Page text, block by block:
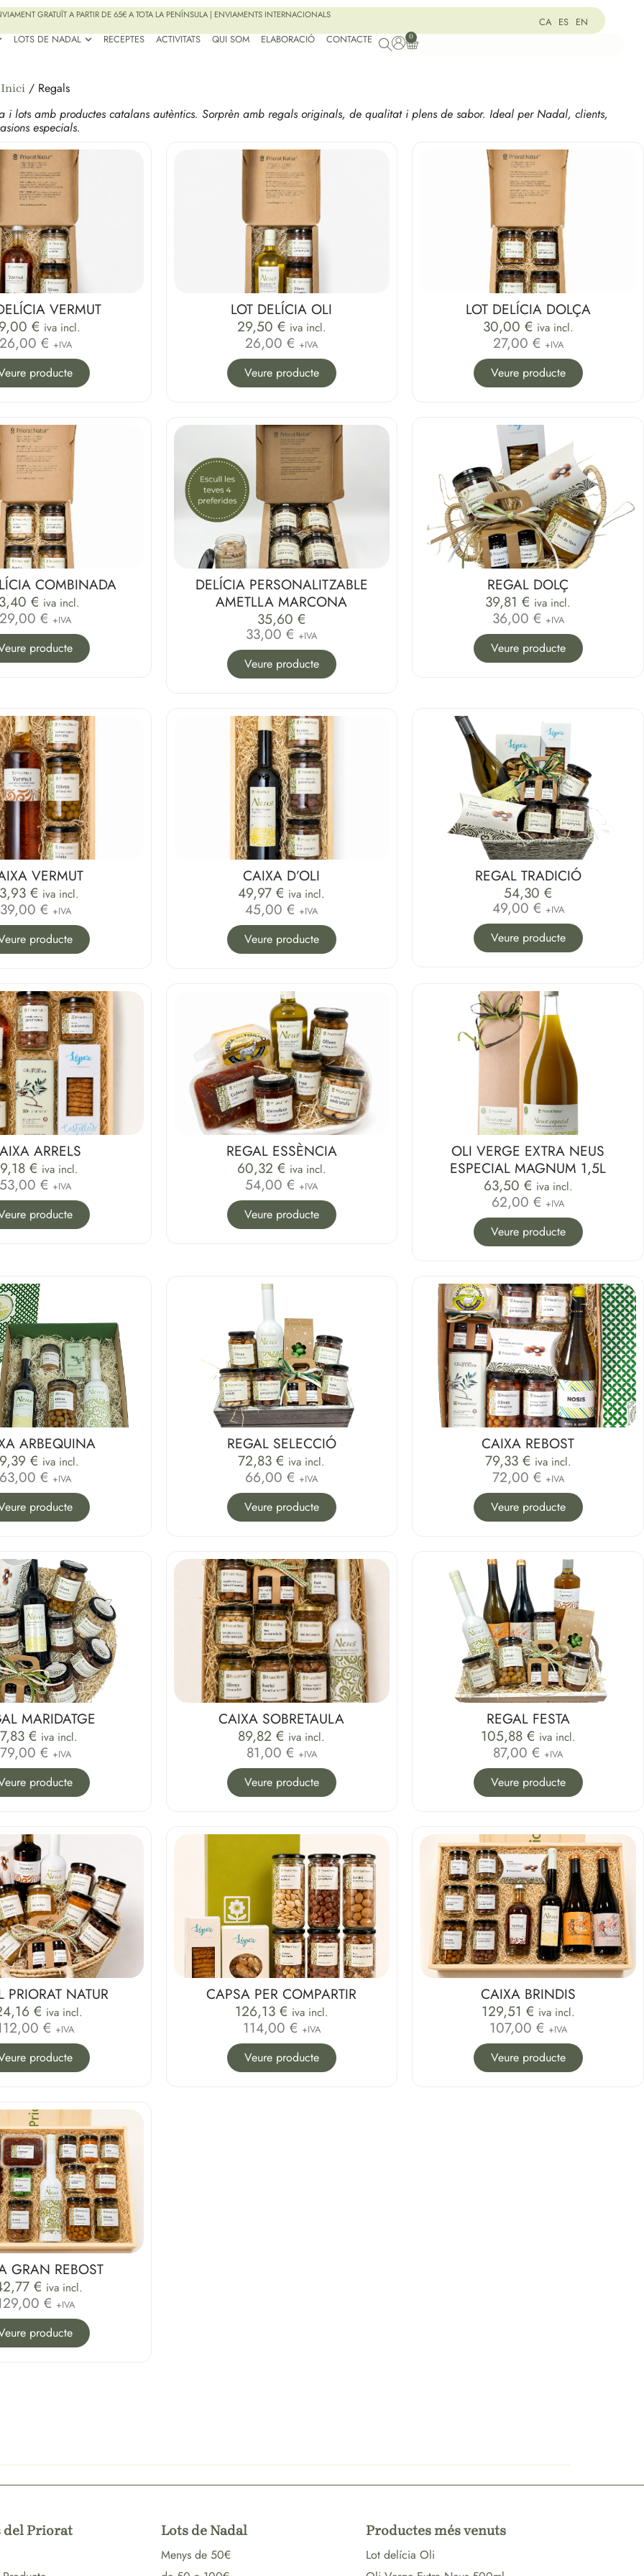
GRATUÏT A PARTIR DE 65€ A TOTA LA PENÍNSULA | ENVIAMENTS INTERNACIONALS
CA ES EN
LOTS DE NADAL
RECEPTES ACTIVITATS QUI SOM ELABORACIÓ CONTACTE 0
Inici / Regals
i lots amb productes catalans autèntics. Sorprèn amb regals originals, de qualitat i plens de sabor. Ideal per Nadal, clients,
especials.
VERMUT
€ iva incl.
€ +IVA
producte
LOT DELÍCIA OLI
29,50 € iva incl.
26,00 € +IVA
Veure producte
LOT DELÍCIA DOLÇA
30,00 € iva incl.
27,00 € +IVA
Veure producte
COMBINADA
€ iva incl.
29,00 € +IVA
producte
DELÍCIA PERSONALITZABLE
AMETLLA MARCONA
35,60€
33,00 € +IVA
Veure producte
REGAL DOLÇ
39,81€ iva incl.
36,00 € +IVA
Veure producte
VERMUT
€ iva incl.
39,00 € +IVA
producte
CAIXA D’OLI
49,97€ iva incl.
45,00 € +IVA
Veure producte
REGAL TRADICIÓ
54,30€
49,00 € +IVA
Veure producte
ARRELS
€ iva incl.
53,00 € +IVA
producte
REGAL ESSÈNCIA
60,32 € iva incl.
54,00 € +IVA
Veure producte
OLI VERGE EXTRA NEUS
ESPECIAL MAGNUM 1,5L
63,50 € iva incl.
62,00 € +IVA
Veure producte
ARBEQUINA
€ iva incl.
63,00 € +IVA
producte
REGAL SELECCIÓ
72,83€ iva incl.
66,00 € +IVA
Veure producte
CAIXA REBOST
79,33 € iva incl.
72,00 € +IVA
Veure producte
MARIDATGE
€ iva incl.
79,00 € +IVA
producte
CAIXA SOBRETAULA
89,82€ iva incl.
81,00 € +IVA
Veure producte
REGAL FESTA
105,88 € iva incl.
87,00 € +IVA
Veure producte
PRIORAT NATUR
€ iva incl.
€ +IVA
producte
CAPSA PER COMPARTIR
126,13 € iva incl.
114,00 € +IVA
Veure producte
CAIXA BRINDIS
129,51 € iva incl.
107,00 € +IVA
Veure producte
GRAN REBOST
€ iva incl.
€ +IVA
producte
del Priorat
Lots de Nadal
Menys de 50€
Productes més venuts
Lot delícia Oli